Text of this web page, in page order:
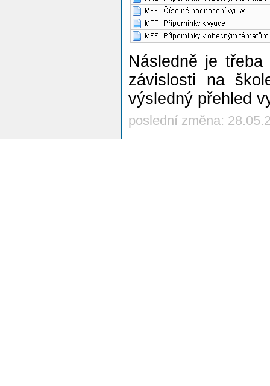
Následně je
závislosti na
výsledný přehled
poslední změna: